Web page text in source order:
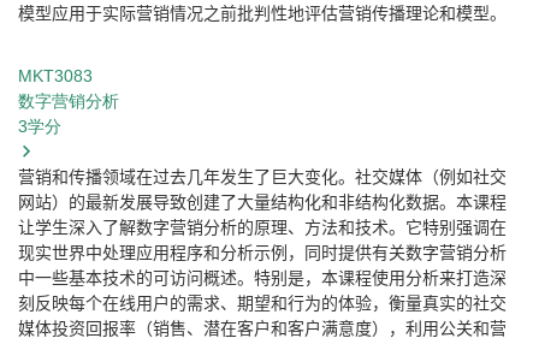
模型应用于实际营销情况之前批判性地评估营销传播理论和模型。
MKT3083
数字营销分析
3学分
营销和传播领域在过去几年发生了巨大变化。社交媒体（例如社交
网站）的最新发展导致创建了大量结构化和非结构化数据。本课程
让学生深入了解数字营销分析的原理、方法和技术。它特别强调在
现实世界中处理应用程序和分析示例，同时提供有关数字营销分析
中一些基本技术的可访问概述。特别是，本课程使用分析来打造深
刻反映每个在线用户的需求、期望和行为的体验，衡量真实的社交
媒体投资回报率（销售、潜在客户和客户满意度），利用公关和营